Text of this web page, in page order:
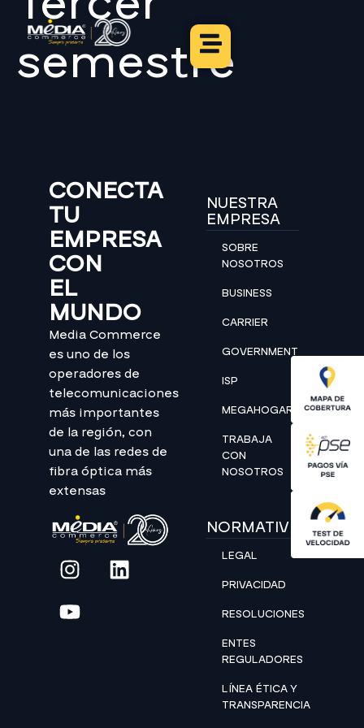
semestre
CONECTA
TU
EMPRESA
CON
EL
MUNDO
Media Commerce
es uno de los
operadores de
telecomunicaciones
más importantes
de la región, con
una de las redes de
fibra óptica más
extensas
NUESTRA
EMPRESA
SOBRE
NOSOTROS
BUSINESS
CARRIER
GOVERNMENT
ISP
MEGAHOGAR
TRABAJA
CON
NOSOTROS
NORMATIVIDAD
LEGAL
PRIVACIDAD
RESOLUCIONES
ENTES
REGULADORES
LÍNEA ÉTICA Y
TRANSPARENCIA